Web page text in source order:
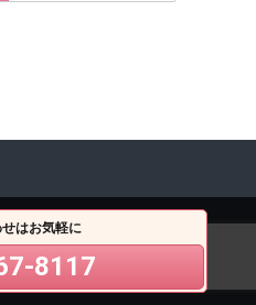
はお気軽に
8117